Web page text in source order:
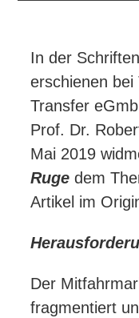
In der
erschienen bei
Transfer
Prof. Dr.
Mai 2019
Ruge dem
Artikel im
Der
fragmentiert